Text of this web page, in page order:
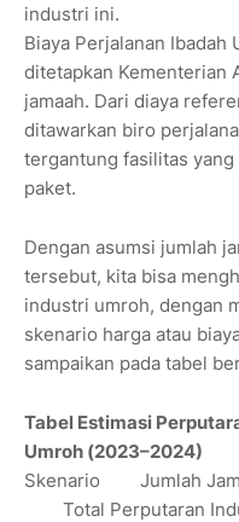
industri ini.
Biaya Perjalanan Ibadah
ditetapkan Kementerian
jamaah. Dari diaya
ditawarkan biro
tergantung fasilitas
paket.
Dengan asumsi jumlah
tersebut, kita bisa
industri umroh, dengan
skenario harga atau
sampaikan pada tabel
Tabel Estimasi
Umroh (2023–2024)
Skenario
Jumlah
Total Perputaran